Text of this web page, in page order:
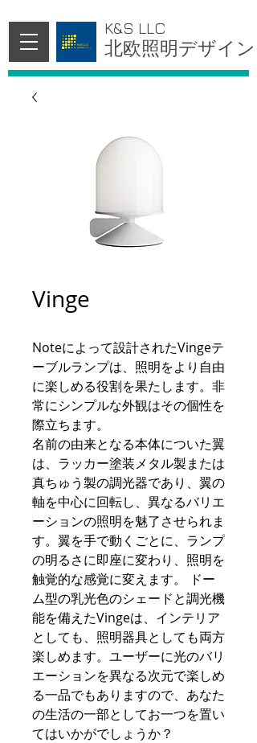
北欧照明デザイン
K&S LLC
Vinge
Noteによって設計されたVingeテ
ーブルランプは、照明をより自由
に楽しめる役割を果たします。非
常にシンプルな外観はその個性を
際立ちます。
名前の由来となる本体についた翼
は、ラッカー塗装メタル製または
真ちゅう製の調光器であり、翼の
軸を中心に回転し、異なるバリエ
ーションの照明を魅了させられま
す。翼を手で動くごとに、ランプ
の明るさに即座に変わり、照明を
触覚的な感覚に変えます。 ドー
ム型の乳光色のシェードと調光機
能を備えたVingeは、インテリア
としても、照明器具としても両方
楽しめます。ユーザーに光のバリ
エーションを異なる次元で楽しめ
る一品でもありますので、あなた
の生活の一部としてお一つを置い
てはいかがでしょうか？